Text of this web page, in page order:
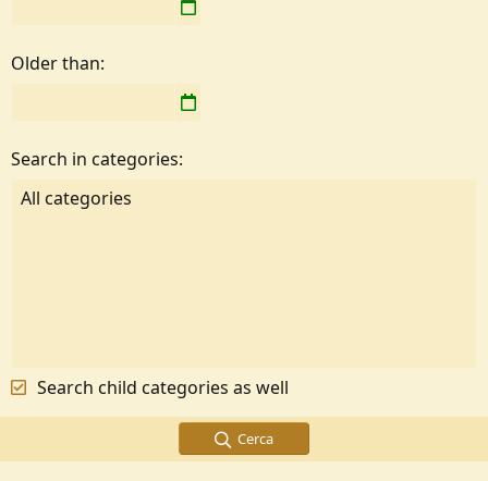
Older than
Search in categories
Search child categories as well
Cerca